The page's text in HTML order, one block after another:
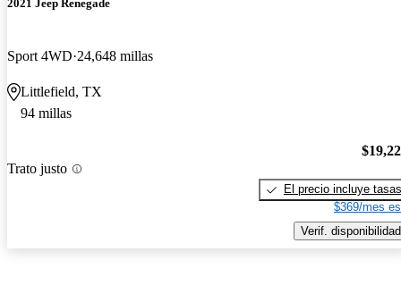
2021 Jeep Renegade
Sport 4WD 24,648 millas
Littlefield, TX
94 millas
Trato justo
El precio incluye tasas
$369/mes
Verif. disponibilidad